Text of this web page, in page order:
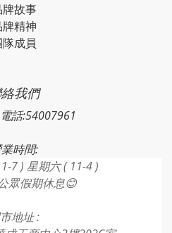
牌故事
精神
隊成員
我們
電話:54007961
時間:
7 ) 星期六 ( 11-4 )
眾假期休息😊
地址 :